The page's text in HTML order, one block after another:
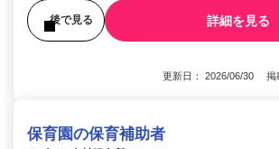
後で見る 詳細を見る
更新日： 2026/06/30 掲
保育園の保育補助者